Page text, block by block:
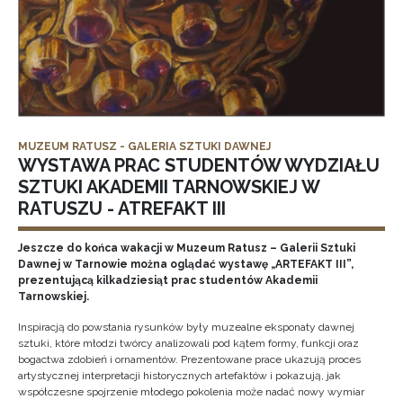
MUZEUM RATUSZ - GALERIA SZTUKI DAWNEJ
WYSTAWA PRAC STUDENTÓW WYDZIAŁU
SZTUKI AKADEMII TARNOWSKIEJ W
RATUSZU - ATREFAKT III
Jeszcze do końca wakacji w Muzeum Ratusz – Galerii Sztuki
Dawnej w Tarnowie można oglądać wystawę „ARTEFAKT III”,
prezentującą kilkadziesiąt prac studentów Akademii
Tarnowskiej.
Inspiracją do powstania rysunków były muzealne eksponaty dawnej
sztuki, które młodzi twórcy analizowali pod kątem formy, funkcji oraz
bogactwa zdobień i ornamentów. Prezentowane prace ukazują proces
artystycznej interpretacji historycznych artefaktów i pokazują, jak
współczesne spojrzenie młodego pokolenia może nadać nowy wymiar